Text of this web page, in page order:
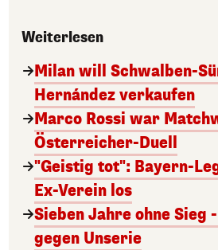
Weiterlesen
Milan will Schwalben-
Hernández verkaufen
Marco Rossi war
Österreicher-Duell
"Geistig tot": Bayern-
Ex-Verein los
Sieben Jahre ohne
gegen Unserie